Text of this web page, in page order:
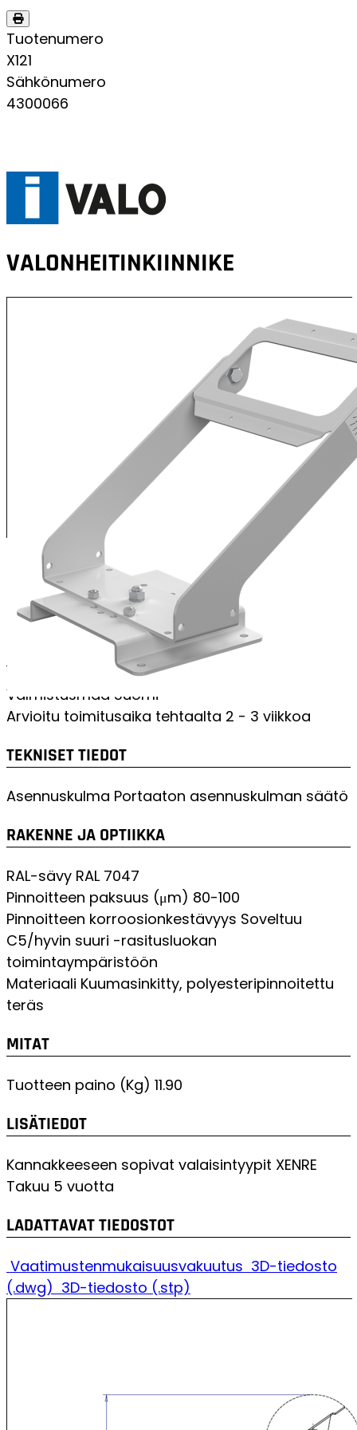
Tuotenumero
X121
Sähkönumero
4300066
VALONHEITINKIINNIKE
XENRE valonheitinkiinnike
valonheitinkiinnike jalustalla
portaaton valaisimen kallistuskulman säätö
heitinkannakkeen säätö jalustaan nähden 360 astetta,
lukittavissa 22,5 asteen välein
Valmistusmaa Suomi
Arvioitu toimitusaika tehtaalta 2 - 3 viikkoa
TEKNISET TIEDOT
Asennuskulma Portaaton asennuskulman säätö
RAKENNE JA OPTIIKKA
RAL-sävy RAL 7047
Pinnoitteen paksuus (μm) 80-100
Pinnoitteen korroosionkestävyys Soveltuu
C5/hyvin suuri -rasitusluokan
toimintaympäristöön
Materiaali Kuumasinkitty, polyesteripinnoitettu
teräs
MITAT
Tuotteen paino (Kg) 11.90
LISÄTIEDOT
Kannakkeeseen sopivat valaisintyypit XENRE
Takuu 5 vuotta
LADATTAVAT TIEDOSTOT
Vaatimustenmukaisuusvakuutus
(.dwg) 3D-tiedosto (.stp)